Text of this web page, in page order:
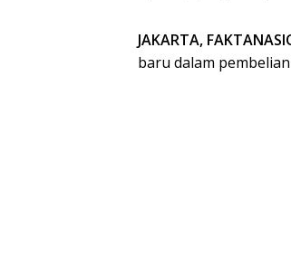
JAKARTA,
baru dalam